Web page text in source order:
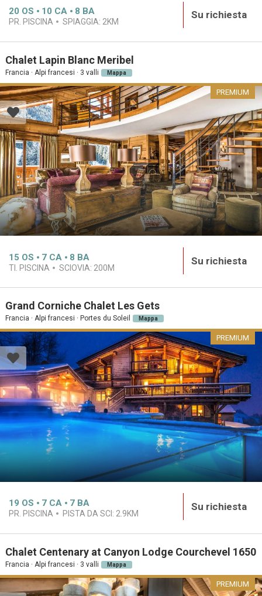
20 OS 10 CA 8 BA
PR. PISCINA SPIAGGIA: 2KM
Su richiesta
Chalet Lapin Blanc Meribel
Francia · Alpi francesi · 3 valli Mappa
PREMIUM
15 OS 7 CA 8 BA
TI. PISCINA SCIOVIA: 200M
Su richiesta
Grand Corniche Chalet Les Gets
Francia · Alpi francesi · Portes du Soleil Mappa
PREMIUM
19 OS 7 CA 7 BA
PR. PISCINA PISTA DA SCI: 2.9KM
Su richiesta
Chalet Centenary at Canyon Lodge Courchevel 1650
Francia · Alpi francesi · 3 valli Mappa
PREMIUM